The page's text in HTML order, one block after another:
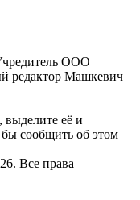
ООО
редактор Машкевич
её и
сообщить об этом
Все права